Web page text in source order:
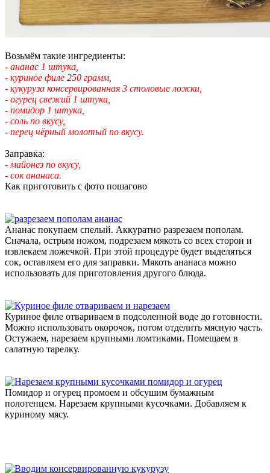
Возьмём такие ингредиенты:
- ананас 1 штука,
- куриное филе 250 грамм,
- кукуруза консервированная 3 столовые ложки,
- огурец свежий 1 штука,
- помидор 1 штука,
- соль по вкусу,
- перец чёрный молотый по вкусу.
Заправка:
- майонез по вкусу,
- сок ананаса.
Как приготовить с фото пошагово
Ананас покупаем спелый. Аккуратно разрезаем пополам.
Сначала, острым ножом, подрезаем мякоть со всех сторон и
извлекаем ложечкой. При этой процедуре будет выделяться
сок, оставляем его для заправки. Мякоть ананаса можно
использовать для приготовления другого блюда.
Куриное филе отвариваем в подсоленной воде до готовности.
Можно использовать окорочок, потом отделить мясную часть.
Остужаем, нарезаем крупными ломтиками. Помещаем в
салатную тарелку.
Помидор и огурец промоем и обсушим бумажным
полотенцем. Нарезаем крупными кусочками. Добавляем к
куриному мясу.